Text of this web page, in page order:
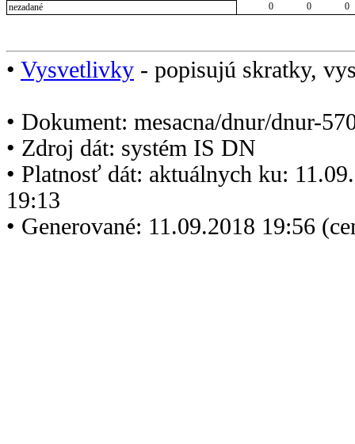
nezadané
0 0 0
• Vysvetlivky - popisujú skratky,
• Dokument: mesacna/dnur/dnur-
• Zdroj dát: systém IS DN
• Platnosť dát: aktuálnych ku:
19:13
• Generované: 11.09.2018 19:56